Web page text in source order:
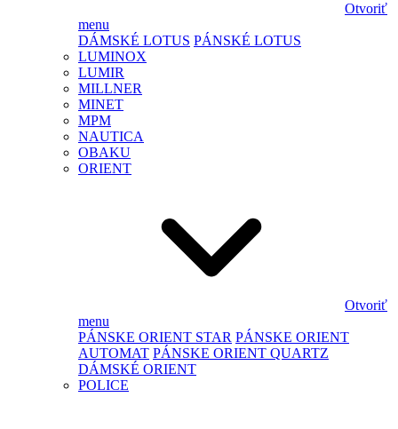
Otvoriť
menu
DÁMSKÉ LOTUS PÁNSKÉ LOTUS
LUMINOX
LUMIR
MILLNER
MINET
MPM
NAUTICA
OBAKU
ORIENT
Otvoriť
menu
PÁNSKE ORIENT STAR PÁNSKE ORIENT
AUTOMAT PÁNSKE ORIENT QUARTZ
DÁMSKÉ ORIENT
POLICE